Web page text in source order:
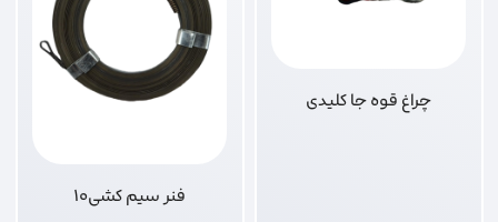
چراغ قوه جا کلیدی
فنر سیم کشی10